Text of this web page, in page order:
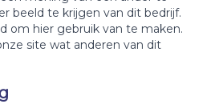
beeld te krijgen van dit bedrijf.
om hier gebruik van te maken.
site wat anderen van dit